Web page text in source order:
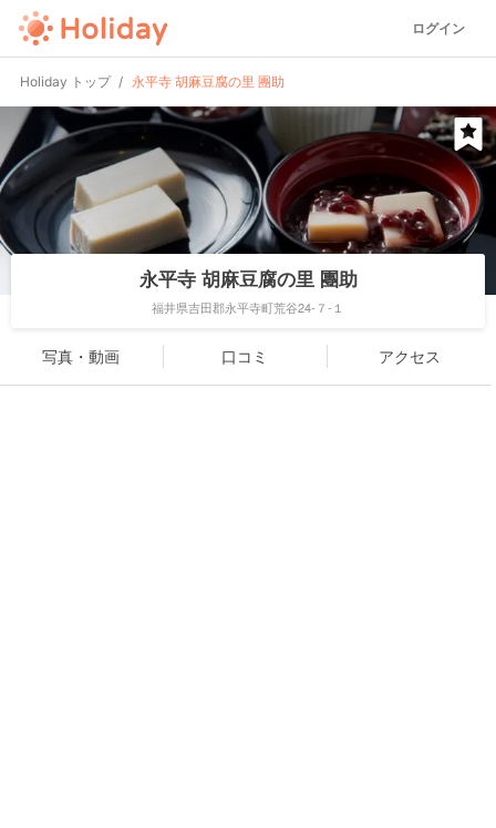
ログイン
Holiday トップ 永平寺 胡麻豆腐の里 團助
永平寺 胡麻豆腐の里 團助
福井県吉田郡永平寺町荒谷24-７-１
写真・動画 口コミ アクセス